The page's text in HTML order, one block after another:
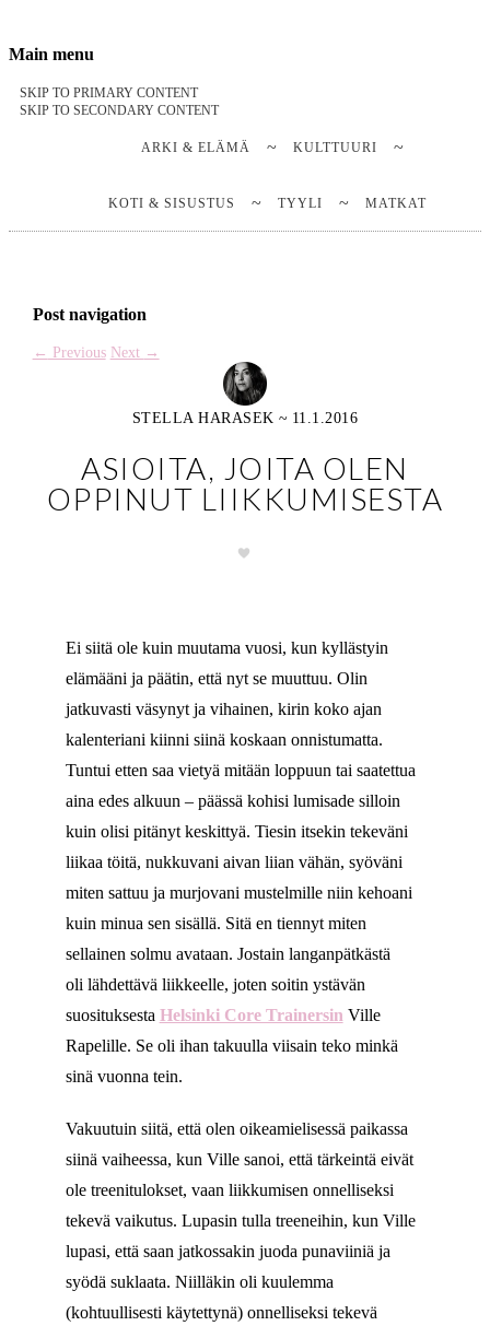
Notes on a life
Stella Harasek & Jarno Jussila
Main menu
SKIP TO PRIMARY CONTENT
SKIP TO SECONDARY CONTENT
ARKI & ELÄMÄ KULTTUURI
KOTI & SISUSTUS TYYLI MATKAT
Post navigation
← Previous Next →
STELLA HARASEK ~ 11.1.2016
ASIOITA, JOITA OLEN
OPPINUT LIIKKUMISESTA
Ei siitä ole kuin muutama vuosi, kun kyllästyin
elämääni ja päätin, että nyt se muuttuu. Olin
jatkuvasti väsynyt ja vihainen, kirin koko ajan
kalenteriani kiinni siinä koskaan onnistumatta.
Tuntui etten saa vietyä mitään loppuun tai saatettua
aina edes alkuun – päässä kohisi lumisade silloin
kuin olisi pitänyt keskittyä. Tiesin itsekin tekeväni
liikaa töitä, nukkuvani aivan liian vähän, syöväni
miten sattuu ja murjovani mustelmille niin kehoani
kuin minua sen sisällä. Sitä en tiennyt miten
sellainen solmu avataan. Jostain langanpätkästä
oli lähdettävä liikkeelle, joten soitin ystävän
suosituksesta Helsinki Core Trainersin Ville
Rapelille. Se oli ihan takuulla viisain teko minkä
sinä vuonna tein.
Vakuutuin siitä, että olen oikeamielisessä paikassa
siinä vaiheessa, kun Ville sanoi, että tärkeintä eivät
ole treenitulokset, vaan liikkumisen onnelliseksi
tekevä vaikutus. Lupasin tulla treeneihin, kun Ville
lupasi, että saan jatkossakin juoda punaviiniä ja
syödä suklaata. Niilläkin oli kuulemma
(kohtuullisesti käytettynä) onnelliseksi tekevä